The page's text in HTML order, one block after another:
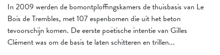
In 2009 werden de bomontploffingskamers de thuisbasis van Le
Bois de Trembles, met 107 espenbomen die uit het beton
tevoorschijn komen. De eerste poëtische intentie van Gilles
Clément was om de basis te laten schitteren en trillen...